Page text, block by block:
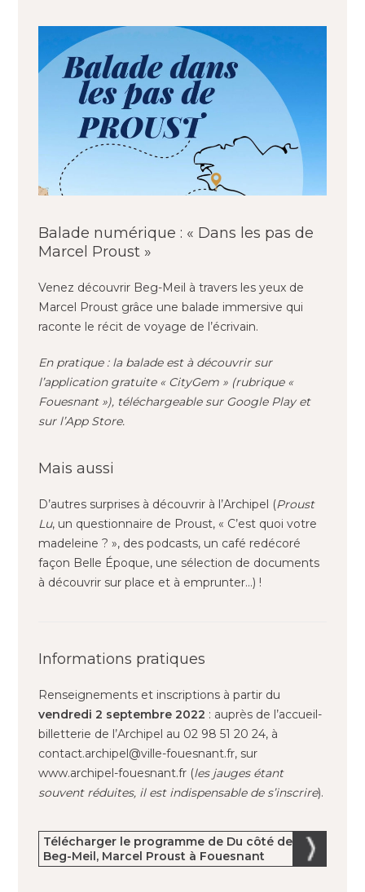
Balade numérique : « Dans les pas de
Marcel Proust »
Venez découvrir Beg-Meil à travers les yeux de
Marcel Proust grâce une balade immersive qui
raconte le récit de voyage de l’écrivain.
En pratique : la balade est à découvrir sur
l’application gratuite « CityGem » (rubrique «
Fouesnant »), téléchargeable sur Google Play et
sur l’App Store.
Mais aussi
D’autres surprises à découvrir à l’Archipel (Proust
Lu, un questionnaire de Proust, « C’est quoi votre
madeleine ? », des podcasts, un café redécoré
façon Belle Époque, une sélection de documents
à découvrir sur place et à emprunter…) !
Informations pratiques
Renseignements et inscriptions à partir du
vendredi 2 septembre 2022 : auprès de l’accueil-
billetterie de l’Archipel au 02 98 51 20 24, à
contact.archipel@ville-fouesnant.fr, sur
www.archipel-fouesnant.fr (les jauges étant
souvent réduites, il est indispensable de s’inscrire).
Télécharger le programme de Du côté de
Beg-Meil, Marcel Proust à Fouesnant